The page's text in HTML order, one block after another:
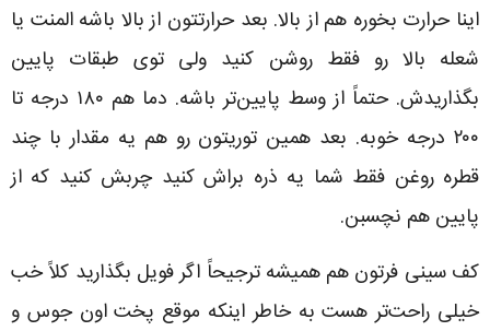
اینا حرارت بخوره هم از بالا. بعد حرارتتون از بالا باشه المنت یا
شعله بالا رو فقط روشن کنید ولی توی طبقات پایین
بگذاریدش. حتماً از وسط پایین‌تر باشه. دما هم ۱۸۰ درجه تا
۲۰۰ درجه خوبه. بعد همین توریتون رو هم یه مقدار با چند
قطره روغن فقط شما یه ذره براش کنید چربش کنید که از
پایین هم نچسبن.
کف سینی فرتون هم همیشه ترجیحاً اگر فویل بگذارید کلاً خب
خیلی راحت‌تر هست به خاطر اینکه موقع پخت اون جوس و